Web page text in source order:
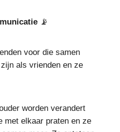
📡
voor die samen
als vrienden en ze
worden verandert
met elkaar praten en ze